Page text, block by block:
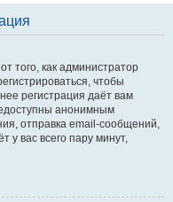
того, как администратор
чтобы
регистрация даёт вам
анонимным
отправка email-сообщений,
у вас всего пару минут,